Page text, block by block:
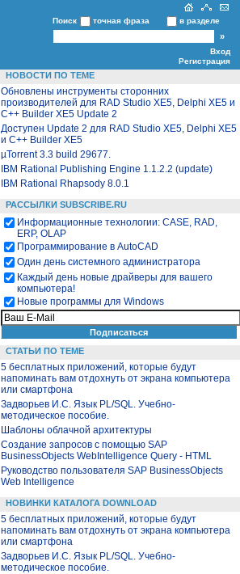
Поиск точная фраза в разделе
Вход
Регистрация
НОВОСТИ ПО ТЕМЕ
Обновлены инструменты сторонних
производителей для RAD Studio XE5, Delphi XE5 и
C++ Builder XE5 Update 2
Доступен Update 2 для RAD Studio XE5, Delphi XE5
и C++ Builder XE5
µTorrent 3.3 build 29677.
IBM Rational Publishing Engine 1.1.2.2 (update)
IBM Rational Rhapsody 8.0.1
РАССЫЛКИ SUBSCRIBE.RU
Информационные технологии: CASE, RAD,
ERP, OLAP
Программирование в AutoCAD
Один день системного администратора
Каждый день новые драйверы для вашего
компьютера!
Новые программы для Windows
СТАТЬИ ПО ТЕМЕ
5 бесплатных приложений, которые будут
напоминать вам отдохнуть от экрана компьютера
или смартфона
Задворьев И.С. Язык PL/SQL. Учебно-
методическое пособие.
Шаблоны облачной архитектуры
Создание запросов с помощью SAP
BusinessObjects WebIntelligence Query - HTML
Руководство пользователя SAP BusinessObjects
Web Intelligence
НОВИНКИ КАТАЛОГА DOWNLOAD
5 бесплатных приложений, которые будут
напоминать вам отдохнуть от экрана компьютера
или смартфона
Задворьев И.С. Язык PL/SQL. Учебно-
методическое пособие.